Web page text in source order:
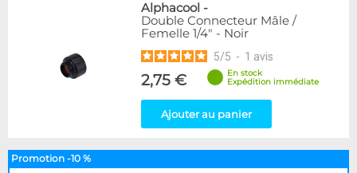
Alphacool -
Double Connecteur Mâle /
Femelle 1/4" - Noir
5/5 - 1 avis
2,75 €
En stock
Expédition immédiate
Ajouter au panier
Promotion -10 %